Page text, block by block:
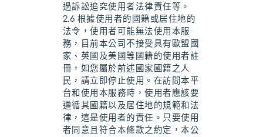
過訴訟追究使用者法律責任等。
2.6 根據使用者的國籍或居住地的
法令，使用者可能無法使用本服
務，目前本公司不接受具有歐盟國
家、英國及美國等國籍的使用者註
冊，如您屬於前述國家國籍之人
民，請立即停止使用。在訪問本平
台和使用本服務時，使用者應該要
遵循其國籍以及居住地的規範和法
律，這是使用者的責任。只要使用
者同意且符合本條款之約定，本公